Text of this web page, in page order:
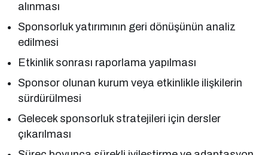
alınması
Sponsorluk yatırımının geri dönüşünün analiz
edilmesi
Etkinlik sonrası raporlama yapılması
Sponsor olunan kurum veya etkinlikle ilişkilerin
sürdürülmesi
Gelecek sponsorluk stratejileri için dersler
çıkarılması